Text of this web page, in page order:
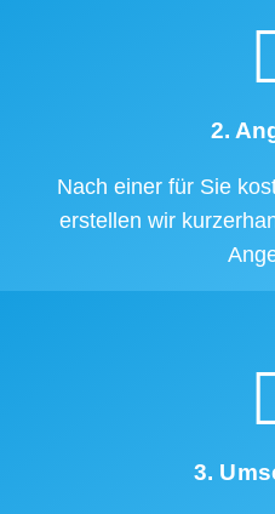
2.
Nach einer für Sie
erstellen wir
3.